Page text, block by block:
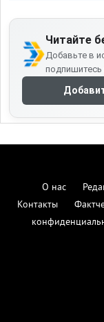
Читайте
Добавьте в
подпишитесь
О нас
Контакты